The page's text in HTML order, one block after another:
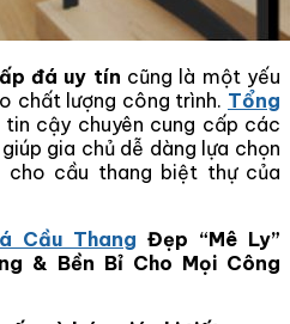
đá uy tín cũng là một yếu
chất lượng công trình. Tổng
tin cậy chuyên cung cấp các
gia chủ dễ dàng lựa chọn
cho cầu thang biệt thự của
Cầu Thang Đẹp “Mê Ly”
& Bền Bỉ Cho Mọi Công